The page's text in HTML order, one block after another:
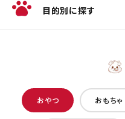
目的別に探す
おやつ おもちゃ